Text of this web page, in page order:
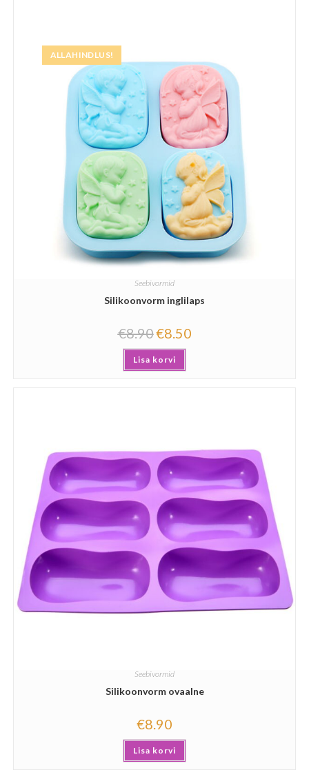
ALLAHINDLUS!
Seebivormid
Silikoonvorm inglilaps
€8.90€8.50
Lisa korvi
Seebivormid
Silikoonvorm ovaalne
€8.90
Lisa korvi